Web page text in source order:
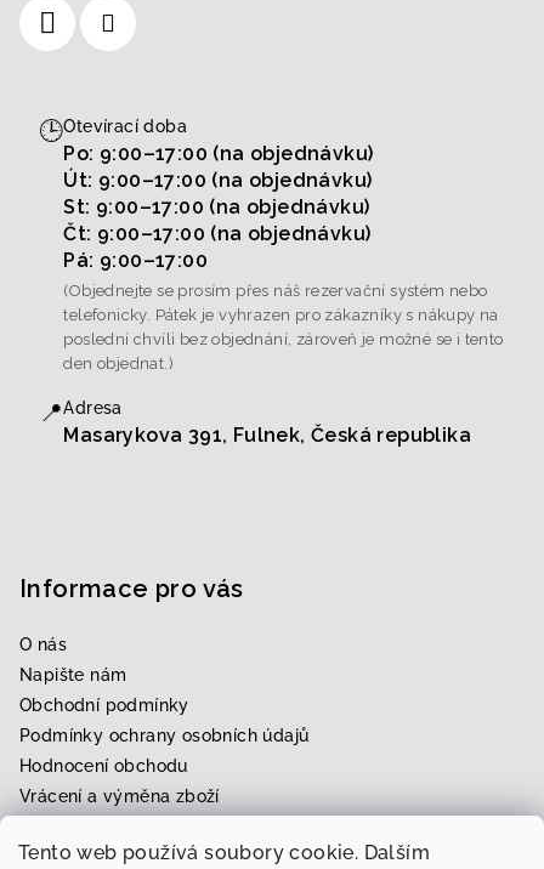
Tento web používá soubory cookie. Dalším
🕒Otevírací doba
Po: 9:00–17:00 (na objednávku)
Út: 9:00–17:00 (na objednávku)
St: 9:00–17:00 (na objednávku)
Čt: 9:00–17:00 (na objednávku)
Pá: 9:00–17:00
(Objednejte se prosím přes náš rezervační systém nebo
telefonicky. Pátek je vyhrazen pro zákazníky s nákupy na
poslední chvíli bez objednání, zároveň je možné se i tento
den objednat.)
📍Adresa
Masarykova 391, Fulnek, Česká republika
Informace pro vás
O nás
Napište nám
Obchodní podmínky
Podmínky ochrany osobních údajů
Hodnocení obchodu
Vrácení a výměna zboží